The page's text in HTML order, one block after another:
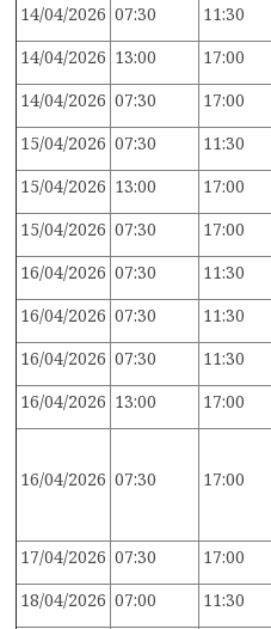
14/04/2026 07:30 11:30
14/04/2026 13:00 17:00
14/04/2026 07:30 17:00
15/04/2026 07:30 11:30
15/04/2026 13:00 17:00
15/04/2026 07:30 17:00
16/04/2026 07:30 11:30
16/04/2026 07:30 11:30
16/04/2026 07:30 11:30
16/04/2026 13:00 17:00
16/04/2026 07:30 17:00
17/04/2026 07:30 17:00
18/04/2026 07:00 11:30